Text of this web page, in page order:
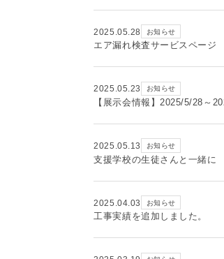
2025.05.28 お知らせ
エア漏れ検査サービスペー
2025.05.23 お知らせ
【展示会情報】2025/5/28～
2025.05.13 お知らせ
支援学校の生徒さんと一緒
2025.04.03 お知らせ
工事実績を追加しました。